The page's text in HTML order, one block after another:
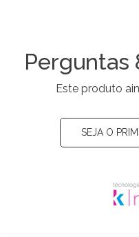
Perguntas
Este produto
SEJA O